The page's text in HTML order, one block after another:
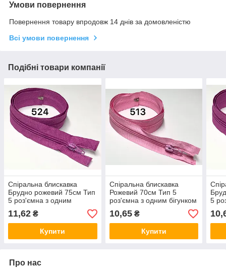
Умови повернення
Повернення товару впродовж 14 днів за домовленістю
Всі умови повернення
Подібні товари компанії
Спіральна блискавка
Брудно рожевий 75см Тип
5 роз'ємна з одним
11,62 ₴
Купити
Спіральна блискавка
Рожевий 70см Тип 5
роз'ємна з одним бігунком
10,65₴
Купити
5
Про нас